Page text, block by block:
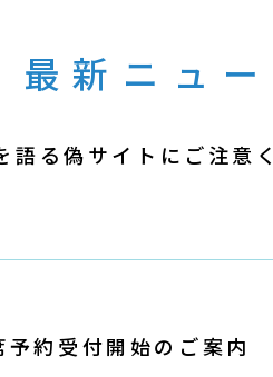
最新ニュー
語る偽サイトにご注意く
約受付開始のご案内